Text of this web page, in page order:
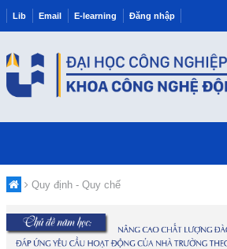
Lib Email E-learning Đăng nhập
Quy định - Quy chế